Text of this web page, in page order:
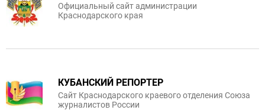
Официальный сайт администрации
Краснодарского края
КУБАНСКИЙ РЕПОРТЕР
Сайт Краснодарского краевого отделения Союза
журналистов России